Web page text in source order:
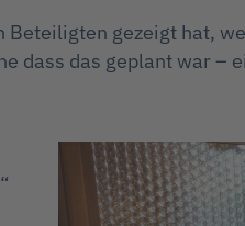
gezeigt hat,
dass das geplant war